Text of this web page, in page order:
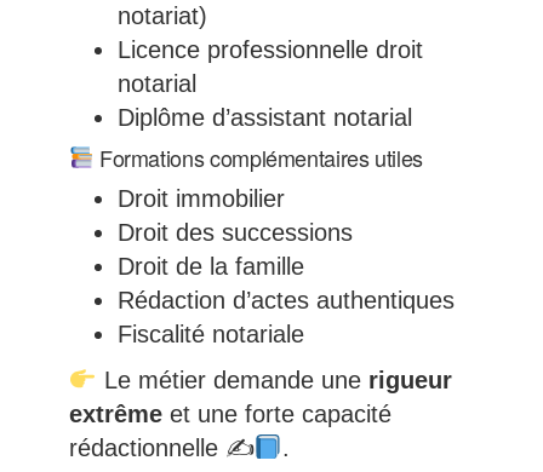
notariat)
Licence professionnelle droit
notarial
Diplôme d’assistant notarial
Formations complémentaires utiles
Droit immobilier
Droit des successions
Droit de la famille
Rédaction d’actes authentiques
Fiscalité notariale
Le métier demande une rigueur
extrêmeet une forte capacité
rédactionnelle ✍
.